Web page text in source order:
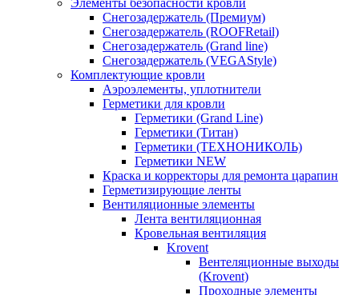
Снегозадержатель (Премиум)
Снегозадержатель (ROOFRetail)
Снегозадержатель (Grand line)
Снегозадержатель (VEGAStyle)
Комплектующие кровли
Аэроэлементы, уплотнители
Герметики для кровли
Герметики (Grand Line)
Герметики (Титан)
Герметики (ТЕХНОНИКОЛЬ)
Герметики NEW
Краска и корректоры для ремонта царапин
Герметизирующие ленты
Вентиляционные элементы
Лента вентиляционная
Кровельная вентиляция
Krovent
Вентеляционные выходы
(Krovent)
Проходные элементы